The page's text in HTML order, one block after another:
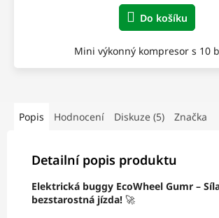
Do košíku
Mini výkonný kompresor s 10
Popis Hodnocení Diskuze (5) Značka
Detailní popis produktu
Elektrická buggy EcoWheel Gumr –
bezstarostná jízda! 🚀